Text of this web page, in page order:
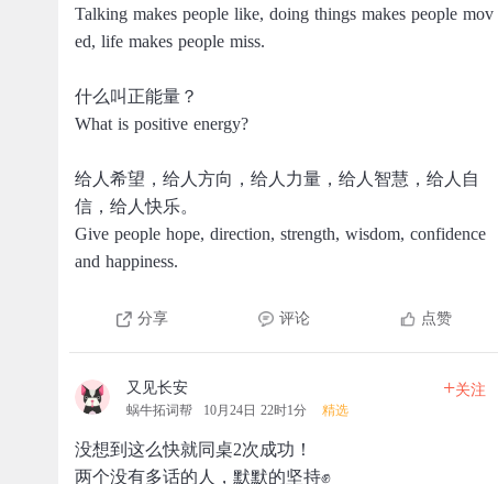
Talking makes people like, doing things makes people mov
ed, life makes people miss.
什么叫正能量？
What is positive energy?
给人希望，给人方向，给人力量，给人智慧，给人自
信，给人快乐。 ​​​​
Give people hope, direction, strength, wisdom, confidence
and happiness. ​​​​
分享 评论 点赞
又见长安
蜗牛拓词帮 10月24日 22时1分 精选
+关注
没想到这么快就同桌2次成功！
两个没有多话的人，默默的坚持✊